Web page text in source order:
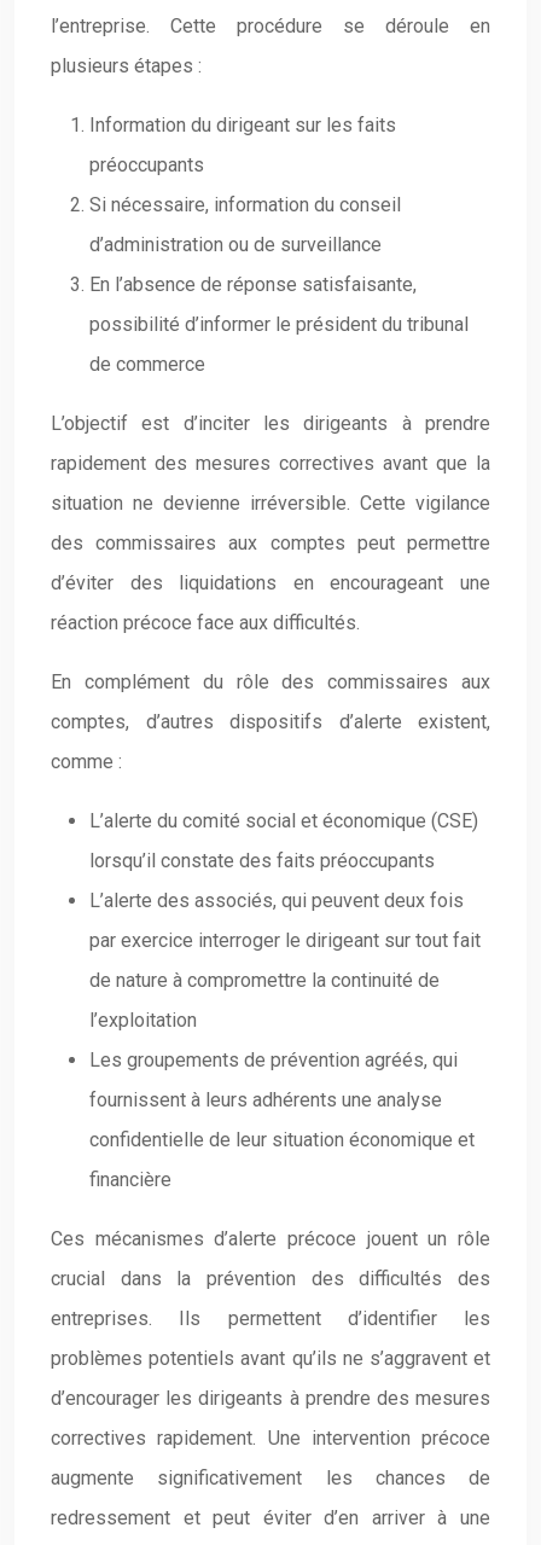
l’entreprise. Cette procédure se déroule en
plusieurs étapes :
Information du dirigeant sur les faits
préoccupants
Si nécessaire, information du conseil
d’administration ou de surveillance
En l’absence de réponse satisfaisante,
possibilité d’informer le président du tribunal
de commerce
L’objectif est d’inciter les dirigeants à prendre
rapidement des mesures correctives avant que la
situation ne devienne irréversible. Cette vigilance
des commissaires aux comptes peut permettre
d’éviter des liquidations en encourageant une
réaction précoce face aux difficultés.
En complément du rôle des commissaires aux
comptes, d’autres dispositifs d’alerte existent,
comme :
L’alerte du comité social et économique (CSE)
lorsqu’il constate des faits préoccupants
L’alerte des associés, qui peuvent deux fois
par exercice interroger le dirigeant sur tout fait
de nature à compromettre la continuité de
l’exploitation
Les groupements de prévention agréés, qui
fournissent à leurs adhérents une analyse
confidentielle de leur situation économique et
financière
Ces mécanismes d’alerte précoce jouent un rôle
crucial dans la prévention des difficultés des
entreprises. Ils permettent d’identifier les
problèmes potentiels avant qu’ils ne s’aggravent et
d’encourager les dirigeants à prendre des mesures
correctives rapidement. Une intervention précoce
augmente significativement les chances de
redressement et peut éviter d’en arriver à une